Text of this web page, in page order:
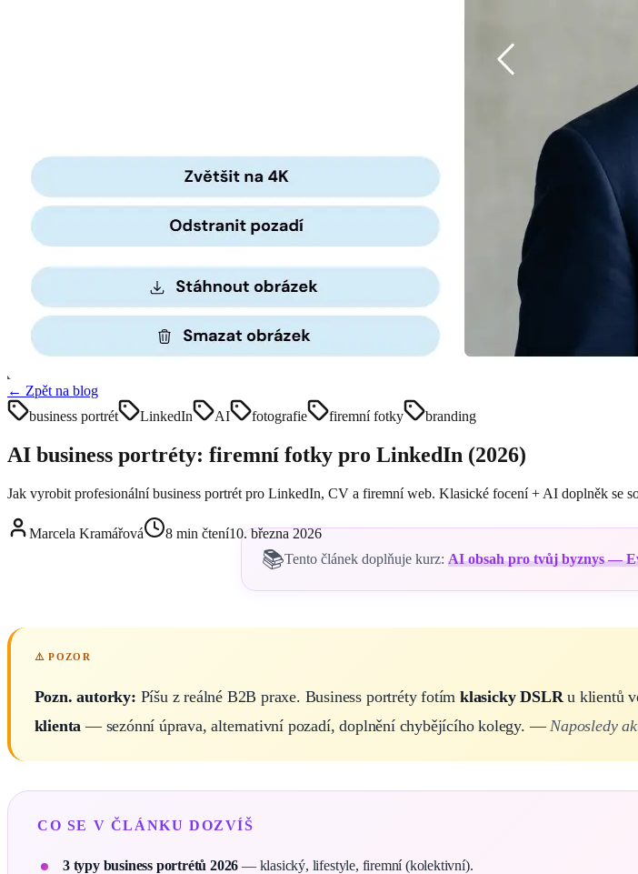
← Zpět na blog
business portrét
LinkedIn AI fotografie firemní fotky branding
AI business portréty: firemní fotky pro LinkedIn (2026)
Jak vyrobit profesionální business portrét pro LinkedIn, CV a firemní web. Klasické focení + AI doplněk se
Marcela Kramářová 8 min čtení10. března 2026
📚Tento článek doplňuje kurz: AI obsah pro tvůj byznys —
Pozn. autorky: Píšu z reálné B2B praxe. Business portréty fotím klasicky DSLRu klientů
klienta — sezónní úprava, alternativní pozadí, doplnění chybějícího kolegy. —Naposledy
CO SE V ČLÁNKU DOZVÍŠ
3 typy business portrétů 2026 — klasický, lifestyle, firemní (kolektivní).